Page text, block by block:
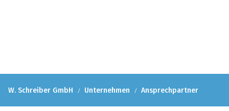
W. Schreiber GmbH Unternehmen Ansprechpartner